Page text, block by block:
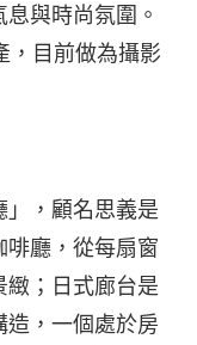
與時尚氛圍。
，目前做為攝影
」，顧名思義是
廳，從每扇窗
；日式廊台是
，一個處於房